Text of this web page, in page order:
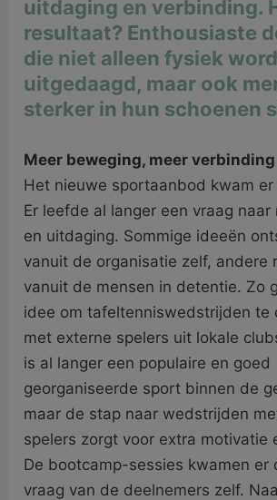
uitdaging en verbinding.
resultaat? Enthousiaste
die niet alleen fysiek
uitgedaagd, maar ook
sterker in hun schoenen
Meer beweging, meer verbinding
Het nieuwe sportaanbod kwam
Er leefde al langer een vraag naar
en uitdaging. Sommige ideeën
vanuit de organisatie zelf, andere
vanuit de mensen in detentie. Zo
idee om tafeltenniswedstrijden te
met externe spelers uit lokale
is al langer een populaire en goed
georganiseerde sport binnen de
maar de stap naar wedstrijden
spelers zorgt voor extra motivatie
De bootcamp-sessies kwamen er
vraag van de deelnemers zelf.